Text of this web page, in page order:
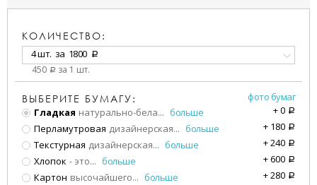
КОЛИЧЕСТВО:
4 шт. за 1800 a
450 a за 1 шт.
ВЫБЕРИТЕ БУМАГУ:
фото бумаг
Гладкая натурально-бела... больше +0 a
Перламутровая дизайнерская... больше + 180 a
Текстурная дизайнерская... больше +240 a
Хлопок - это... больше +600 a
Картон высочайшего... больше +280 a